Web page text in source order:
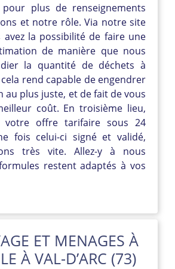
pour plus de renseignements
et notre rôle. Via notre site
avez la possibilité de faire une
de manière que nous
la quantité de déchets à
rend capable de engendrer
au plus juste, et de fait de vous
coût. En troisième lieu,
votre offre tarifaire sous 24
fois celui-ci signé et validé,
très vite. Allez-y à nous
restent adaptés à vos
ET MENAGES À
À VAL-D’ARC (73)